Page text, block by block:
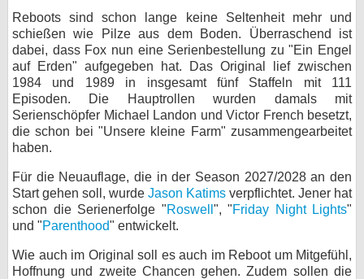
Reboots sind schon lange keine Seltenheit mehr und
schießen wie Pilze aus dem Boden. Überraschend ist
dabei, dass Fox nun eine Serienbestellung zu "Ein Engel
auf Erden" aufgegeben hat. Das Original lief zwischen
1984 und 1989 in insgesamt fünf Staffeln mit 111
Episoden. Die Hauptrollen wurden damals mit
Serienschöpfer Michael Landon und Victor French besetzt,
die schon bei "Unsere kleine Farm" zusammengearbeitet
haben.
Für die Neuauflage, die in der Season 2027/2028 an den
Start gehen soll, wurde Jason Katims verpflichtet. Jener hat
schon die Serienerfolge "Roswell ", "Friday Night Lights"
und "Parenthood" entwickelt.
Wie auch im Original soll es auch im Reboot um Mitgefühl,
Hoffnung und zweite Chancen gehen. Zudem sollen die
Gewinnspiele
Forum
bei X
bei Facebook
Kontakt
Nutzungsbedingungen
Datenschutz